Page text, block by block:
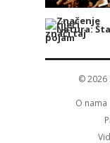
© 2026
O nama